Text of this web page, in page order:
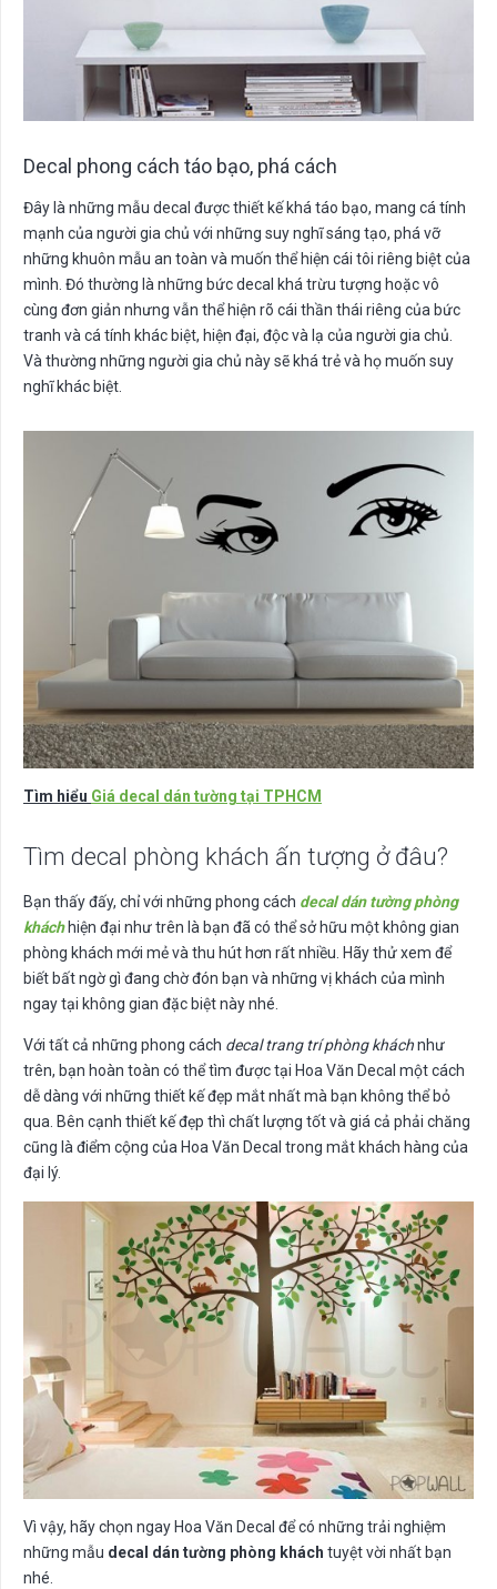
Decal phong cách táo bạo, phá cách
Đây là những mẫu decal được thiết kế khá táo bạo, mang cá tính
mạnh của người gia chủ với những suy nghĩ sáng tạo, phá vỡ
những khuôn mẫu an toàn và muốn thể hiện cái tôi riêng biệt của
mình. Đó thường là những bức decal khá trừu tượng hoặc vô
cùng đơn giản nhưng vẫn thể hiện rõ cái thần thái riêng của bức
tranh và cá tính khác biệt, hiện đại, độc và lạ của người gia chủ.
Và thường những người gia chủ này sẽ khá trẻ và họ muốn suy
nghĩ khác biệt.
Tìm hiểu Giá decal dán tường tại TPHCM
Tìm decal phòng khách ấn tượng ở đâu?
Bạn thấy đấy, chỉ với những phong cách decal dán tường phòng
kháchhiện đại như trên là bạn đã có thể sở hữu một không gian
phòng khách mới mẻ và thu hút hơn rất nhiều. Hãy thử xem để
biết bất ngờ gì đang chờ đón bạn và những vị khách của mình
ngay tại không gian đặc biệt này nhé.
Với tất cả những phong cách decal trang trí phòng kháchnhư
trên, bạn hoàn toàn có thể tìm được tại Hoa Văn Decal một cách
dễ dàng với những thiết kế đẹp mắt nhất mà bạn không thể bỏ
qua. Bên cạnh thiết kế đẹp thì chất lượng tốt và giá cả phải chăng
cũng là điểm cộng của Hoa Văn Decal trong mắt khách hàng của
đại lý.
Vì vậy, hãy chọn ngay Hoa Văn Decal để có những trải nghiệm
những mẫu decal dán tường phòng khách tuyệt vời nhất bạn
nhé.